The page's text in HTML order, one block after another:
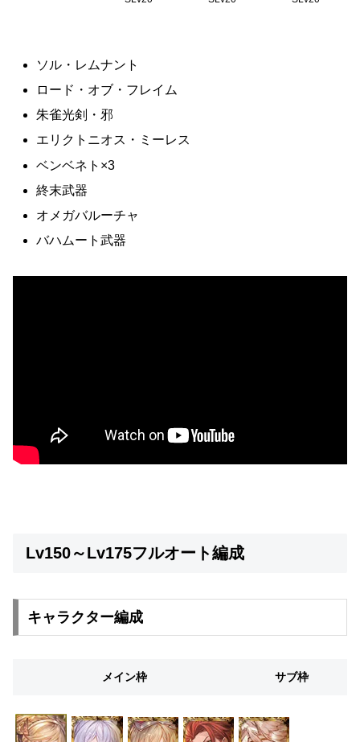
ソル・レムナント
ロード・オブ・フレイム
朱雀光剣・邪
エリクトニオス・ミーレス
ベンベネト×3
終末武器
オメガバルーチャ
バハムート武器
Lv150～Lv175フルオート編成
キャラクター編成
メイン枠 サブ枠